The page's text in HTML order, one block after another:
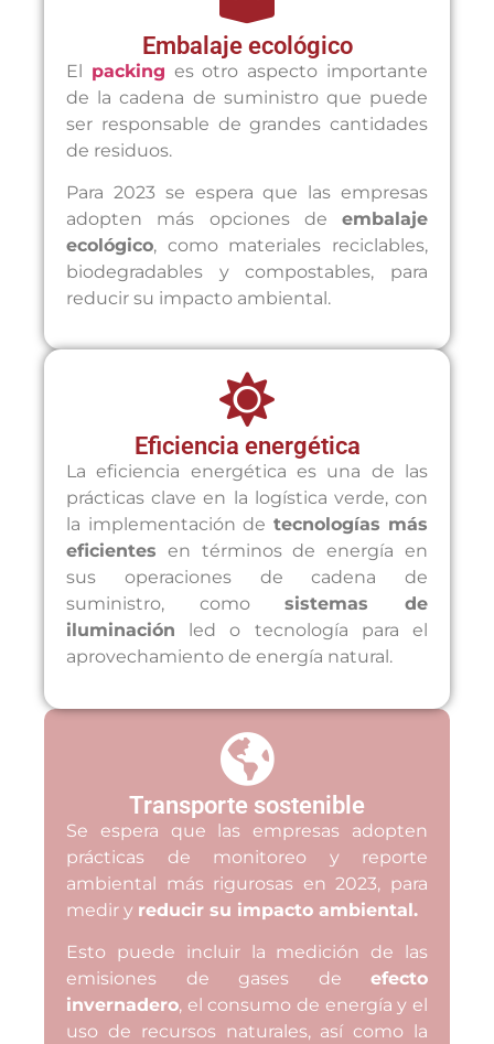
Embalaje ecológico
El packing es otro aspecto importante
de la cadena de suministro que puede
ser responsable de grandes cantidades
de residuos.
Para 2023 se espera que las empresas
adopten más opciones de embalaje
ecológico, como materiales reciclables,
biodegradables y compostables, para
reducir su impacto ambiental.
Transporte sostenible
Se espera que las empresas adopten
prácticas de monitoreo y reporte
ambiental más rigurosas en 2023, para
medir y reducir su impacto ambiental.
Esto puede incluir la medición de las
emisiones de gases de efecto
invernadero, el consumo de energía y el
uso de recursos naturales, así como la
Eficiencia energética
La eficiencia energética es una de las
prácticas clave en la logística verde, con
la implementación de tecnologías más
eficientes en términos de energía en
sus operaciones de cadena de
suministro, comosistemas de
iluminación led o tecnología para el
aprovechamiento de energía natural.